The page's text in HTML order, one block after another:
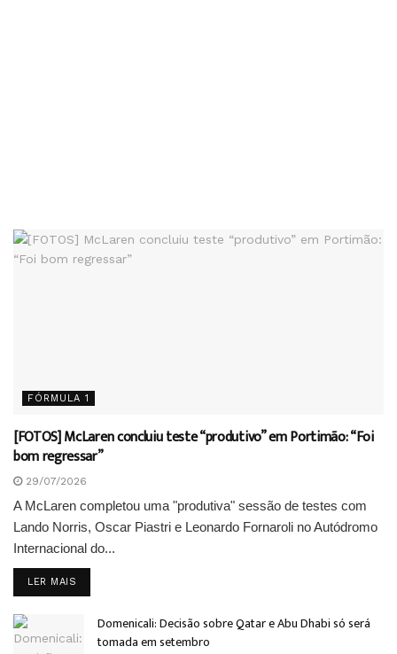
FÓRMULA 1
[FOTOS] McLaren concluiu teste “produtivo” em Portimão: “Foi
bom regressar”
29/07/2026
A McLaren completou uma "produtiva" sessão de testes com
Lando Norris, Oscar Piastri e Leonardo Fornaroli no Autódromo
Internacional do...
LER MAIS
Domenicali: Decisão sobre Qatar e Abu Dhabi só será
tomada em setembro